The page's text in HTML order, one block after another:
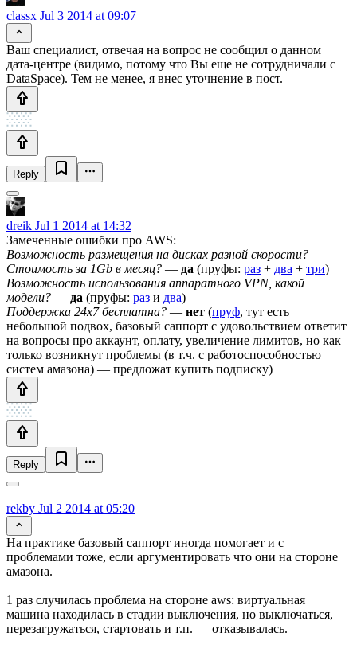
classx Jul 3 2014 at 09:07
Ваш специалист, отвечая на вопрос не сообщил о данном
дата-центре (видимо, потому что Вы еще не сотрудничали с
DataSpace). Тем не менее, я внес уточнение в пост.
Reply
dreik Jul 1 2014 at 14:32
Замеченные ошибки про AWS:
Возможность размещения на дисках разной скорости?
Стоимость за 1Gb в месяц? — да (пруфы: раз + два + три)
Возможность использования аппаратного VPN, какой
модели? — да (пруфы: раз и два)
Поддержка 24x7 бесплатна? — нет (пруф, тут есть
небольшой подвох, базовый саппорт с удовольствием ответит
на вопросы про аккаунт, оплату, увеличение лимитов, но как
только возникнут проблемы (в т.ч. с работоспособностью
систем амазона) — предложат купить подписку)
Reply
rekby Jul 2 2014 at 05:20
На практике базовый саппорт иногда помогает и с
проблемами тоже, если аргументировать что они на стороне
амазона.
1 раз случилась проблема на стороне aws: виртуальная
машина находилась в стадии выключения, но выключаться,
перезагружаться, стартовать и т.п. — отказывалась.